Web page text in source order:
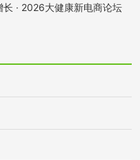
长 · 2026大健康新电商论坛